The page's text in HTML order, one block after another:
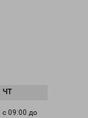
с 09:00 до